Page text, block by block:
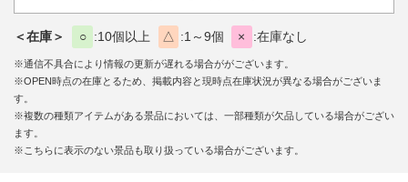
＜在庫＞ ○ 10個以上 △ 1～9個 × 在庫なし
※通信不具合により情報の更新が遅れる場合ががございます。
※OPEN時点の在庫とるため、掲載内容と現時点在庫状況が異なる場合がございま
す。
※複数の種類アイテムがある景品においては、一部種類が欠品している場合がござい
ます。
※こちらに表示のない景品も取り扱っている場合がございます。